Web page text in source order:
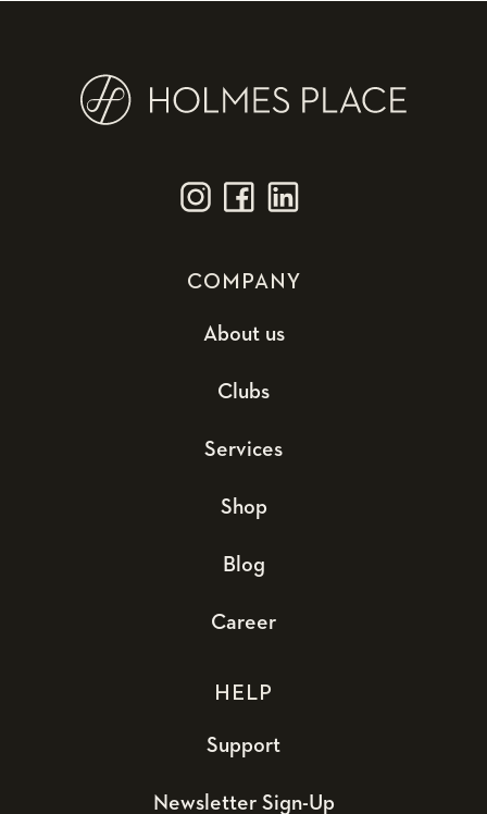
COMPANY
About us
Clubs
Services
Shop
Blog
Career
HELP
Support
Newsletter Sign-Up